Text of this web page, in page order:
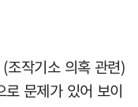
조작기소 의혹 관련)
문제가 있어 보이